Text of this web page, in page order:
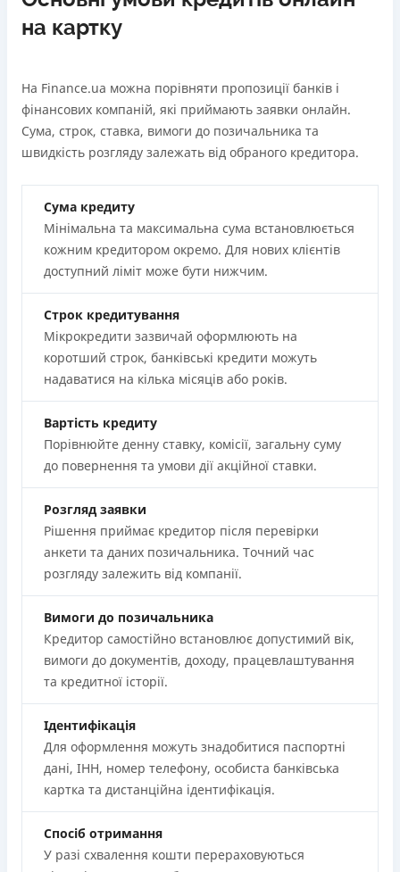
на картку
На Finance.ua можна порівняти пропозиції банків і
фінансових компаній, які приймають заявки онлайн.
Сума, строк, ставка, вимоги до позичальника та
швидкість розгляду залежать від обраного кредитора.
Сума кредиту
Мінімальна та максимальна сума встановлюється
кожним кредитором окремо. Для нових клієнтів
доступний ліміт може бути нижчим.
Строк кредитування
Мікрокредити зазвичай оформлюють на
коротший строк, банківські кредити можуть
надаватися на кілька місяців або років.
Вартість кредиту
Порівнюйте денну ставку, комісії, загальну суму
до повернення та умови дії акційної ставки.
Розгляд заявки
Рішення приймає кредитор після перевірки
анкети та даних позичальника. Точний час
розгляду залежить від компанії.
Вимоги до позичальника
Кредитор самостійно встановлює допустимий вік,
вимоги до документів, доходу, працевлаштування
та кредитної історії.
Ідентифікація
Для оформлення можуть знадобитися паспортні
дані, ІНН, номер телефону, особиста банківська
картка та дистанційна ідентифікація.
Спосіб отримання
У разі схвалення кошти перераховуються